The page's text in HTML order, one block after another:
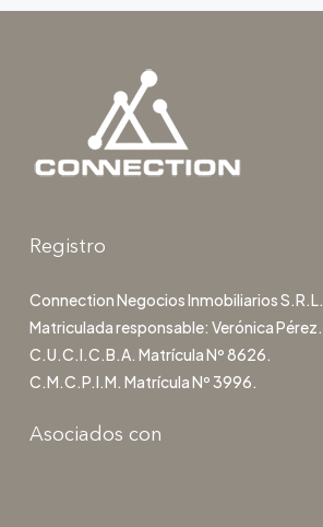
Registro
Connection Negocios Inmobiliarios S.R.L.
Matriculada responsable: Verónica Pérez.
C.U.C.I.C.B.A. Matrícula Nº 8626.
C.M.C.P.I.M. Matrícula Nº 3996.
Asociados con